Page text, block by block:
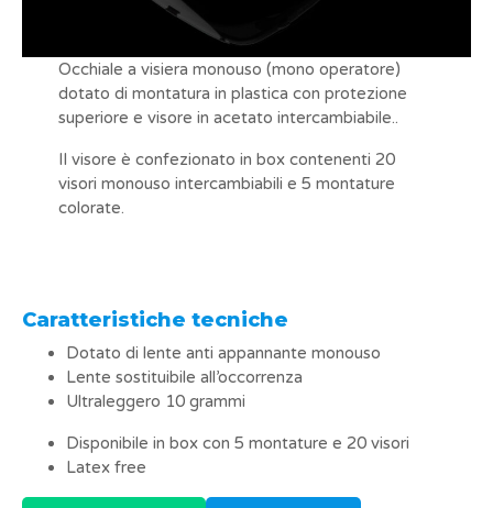
Occhiale a visiera monouso (mono operatore)
dotato di montatura in plastica con protezione
superiore e visore in acetato intercambiabile..
Il visore è confezionato in box contenenti 20
visori monouso intercambiabili e 5 montature
colorate.
Caratteristiche tecniche
Dotato di lente anti appannante monouso
Lente sostituibile all’occorrenza
Ultraleggero 10 grammi
Disponibile in box con 5 montature e 20 visori
Latex free